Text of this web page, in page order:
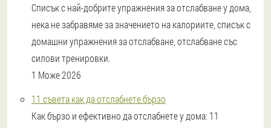
Списък с най-добрите упражнения за отслабване у дома,
нека не забравяме за значението на калориите, списък с
домашни упражнения за отслабване, отслабване със
силови тренировки.
1 Може 2026
11 съвета как да отслабнете бързо
Как бързо и ефективно да отслабнете у дома: 11